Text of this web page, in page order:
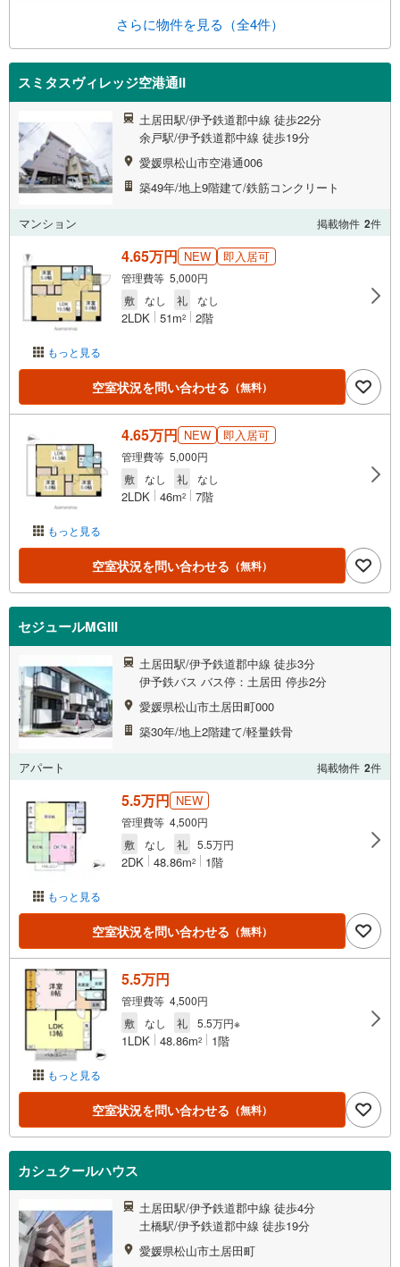
さらに物件を見る（全4件）
スミタスヴィレッジ空港通II
土居田駅/伊予鉄道郡中線 徒歩22分
余戸駅/伊予鉄道郡中線 徒歩19分
愛媛県松山市空港通006
築49年/地上9階建て/鉄筋コンクリート
マンション 掲載物件 2件
もっと見る
4.65万円 NEW 即入居可
管理費等 5,000円
敷
なし 礼 なし
2LDK 51m2 2階
空室状況を問い合わせる （無料）
もっと見る
4.65万円 NEW 即入居可
管理費等 5,000円
敷
なし 礼 なし
2LDK 46m2 7階
空室状況を問い合わせる （無料）
セジュールMGIII
土居田駅/伊予鉄道郡中線 徒歩3分
伊予鉄バス バス停：土居田 停歩2分
愛媛県松山市土居田町000
築30年/地上2階建て/軽量鉄骨
アパート 掲載物件 2件
もっと見る
5.5万円 NEW
管理費等 4,500円
敷
なし 礼 5.5万円
2DK 48.86m2 1階
空室状況を問い合わせる （無料）
もっと見る
5.5万円
管理費等 4,500円
敷
なし 礼 5.5万円※
1LDK 48.86m2 1階
空室状況を問い合わせる （無料）
カシュクールハウス
土居田駅/伊予鉄道郡中線 徒歩4分
土橋駅/伊予鉄道郡中線 徒歩19分
愛媛県松山市土居田町